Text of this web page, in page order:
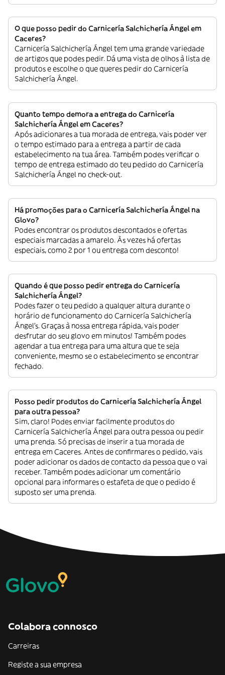
O que posso pedir do Carnicería Salchichería Ángel em
Caceres?
Carnicería Salchichería Ángel tem uma grande variedade
de artigos que podes pedir. Dá uma vista de olhos à lista de
produtos e escolhe o que queres pedir do Carnicería
Salchichería Ángel.
Quanto tempo demora a entrega do Carnicería
Salchichería Ángel em Caceres?
Após adicionares a tua morada de entrega, vais poder ver
o tempo estimado para a entrega a partir de cada
estabelecimento na tua área. Também podes verificar o
tempo de entrega estimado do teu pedido do Carnicería
Salchichería Ángel no check-out.
Há promoções para o Carnicería Salchichería Ángel na
Glovo?
Podes encontrar os produtos descontados e ofertas
especiais marcadas a amarelo. Às vezes há ofertas
especiais, como 2 por 1 ou entrega com desconto!
Quando é que posso pedir entrega do Carnicería
Salchichería Ángel?
Podes fazer o teu pedido a qualquer altura durante o
horário de funcionamento do Carnicería Salchichería
Ángel’s. Graças à nossa entrega rápida, vais poder
desfrutar do seu glovo em minutos! Também podes
agendar a tua entrega para uma altura que te seja
conveniente, mesmo se o estabelecimento se encontrar
fechado.
Posso pedir produtos do Carnicería Salchichería Ángel
para outra pessoa?
Sim, claro! Podes enviar facilmente produtos do
Carnicería Salchichería Ángel para outra pessoa ou pedir
uma prenda. Só precisas de inserir a tua morada de
entrega em Caceres. Antes de confirmares o pedido, vais
poder adicionar os dados de contacto da pessoa que o vai
receber. Também podes adicionar um comentário
opcional para informares o estafeta de que o pedido é
suposto ser uma prenda.
Colabora connosco
Carreiras
Registe a sua empresa